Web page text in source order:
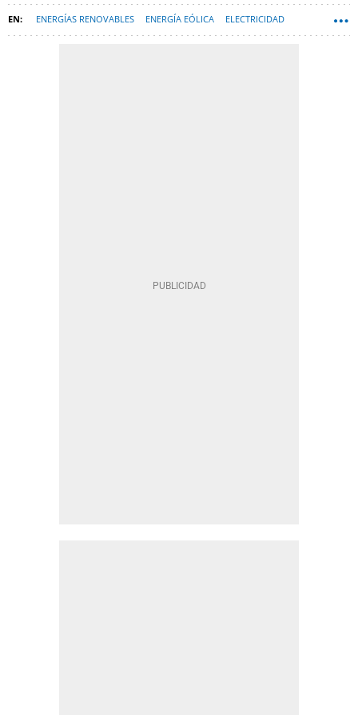
ENERGÍAS RENOVABLES ENERGÍA EÓLICA ELECTRICIDAD